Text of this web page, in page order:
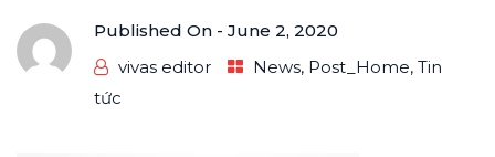
Published On - June 2, 2020
vivas editor
News, Post_Home, Tin
tức